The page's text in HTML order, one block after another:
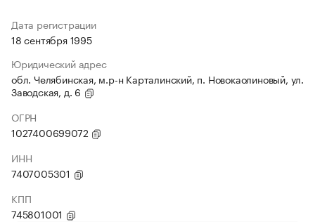
Дата регистрации
18 сентября 1995
Юридический адрес
обл. Челябинская, м.р-н Карталинский, п. Новокаолиновый, ул.
Заводская, д. 6
ОГРН
1027400699072
ИНН
7407005301
КПП
745801001